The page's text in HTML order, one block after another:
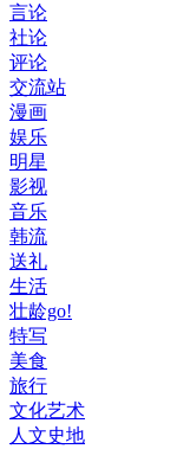
言论
社论
评论
交流站
漫画
娱乐
明星
影视
音乐
韩流
送礼
生活
壮龄go!
特写
美食
旅行
文化艺术
人文史地